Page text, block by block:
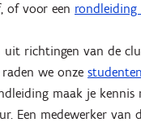
of voor een rondleiding
uit richtingen van de
we onze
maak je kennis
Een medewerker van